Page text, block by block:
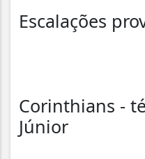
Escalações
Corinthians -
Júnior